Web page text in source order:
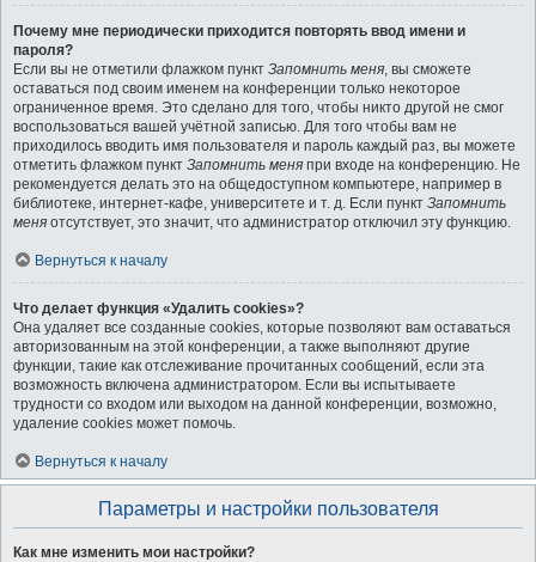
Почему мне периодически приходится повторять ввод имени и
пароля?
Если вы не отметили флажком пункт Запомнить меня, вы сможете
оставаться под своим именем на конференции только некоторое
ограниченное время. Это сделано для того, чтобы никто другой не смог
воспользоваться вашей учётной записью. Для того чтобы вам не
приходилось вводить имя пользователя и пароль каждый раз, вы можете
отметить флажком пункт Запомнить меня при входе на конференцию. Не
рекомендуется делать это на общедоступном компьютере, например в
библиотеке, интернет-кафе, университете и т. д. Если пункт Запомнить
меня отсутствует, это значит, что администратор отключил эту функцию.
Вернуться к началу
Что делает функция «Удалить cookies»?
Она удаляет все созданные cookies, которые позволяют вам оставаться
авторизованным на этой конференции, а также выполняют другие
функции, такие как отслеживание прочитанных сообщений, если эта
возможность включена администратором. Если вы испытываете
трудности со входом или выходом на данной конференции, возможно,
удаление cookies может помочь.
Вернуться к началу
Параметры и настройки пользователя
Как мне изменить мои настройки?